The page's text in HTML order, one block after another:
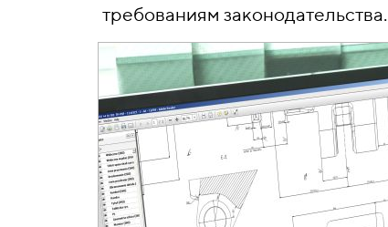
требованиям законодательства.